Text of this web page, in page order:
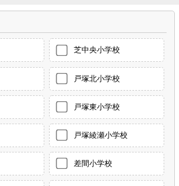
芝中央小学校
戸塚北小学校
戸塚東小学校
戸塚綾瀬小学校
差間小学校